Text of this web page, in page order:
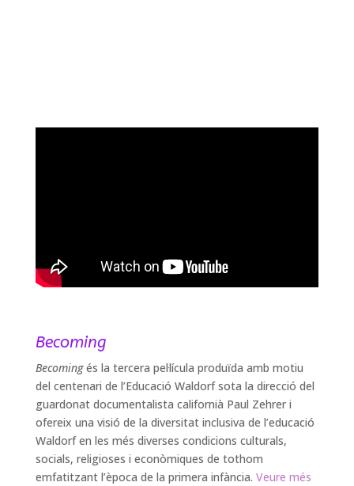
Becoming
Becomingés la tercera pel·lícula produïda amb motiu
del centenari de l’Educació Waldorf sota la direcció del
guardonat documentalista californià Paul Zehrer i
ofereix una visió de la diversitat inclusiva de l’educació
Waldorf en les més diverses condicions culturals,
socials, religioses i econòmiques de tothom
emfatitzant l’època de la primera infància. Veure més